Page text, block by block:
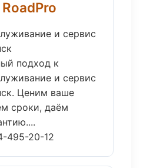
и сервис
подход к
и сервис
Ценим ваше
сроки, даём
495-20-12